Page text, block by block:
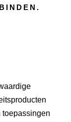
toepassingen